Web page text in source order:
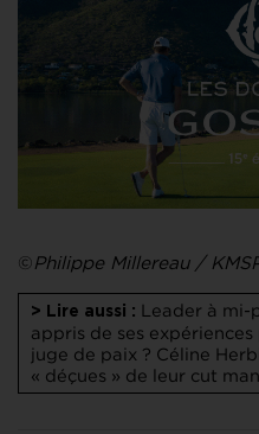
©Philippe Millereau /
> Lire aussi :
Leader à
appris de ses expériences
juge de paix ? Céline
« déçues » de leur cut